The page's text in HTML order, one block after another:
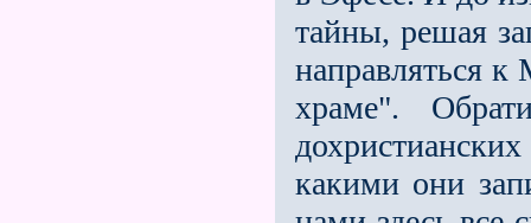
тайны, решая
направляться
храме".
какими они